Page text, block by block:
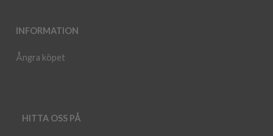
INFORMATION
Ångra köpet
HITTA OSS PÅ